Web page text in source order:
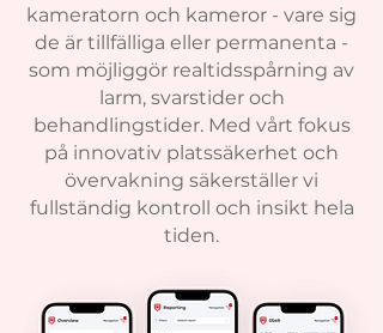
kameratorn och kameror - vare sig
de är tillfälliga eller permanenta -
som möjliggör realtidsspårning av
larm, svarstider och
behandlingstider. Med vårt fokus
på innovativ platssäkerhet och
övervakning säkerställer vi
fullständig kontroll och insikt hela
tiden.